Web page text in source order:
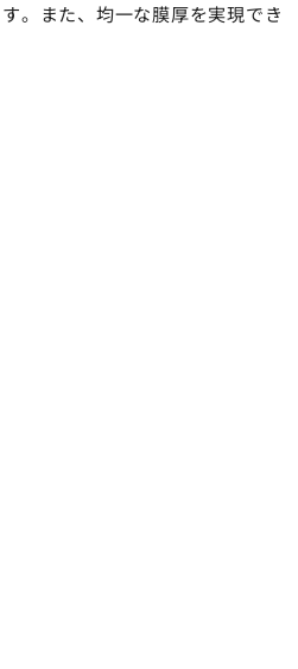
。また、均一な膜厚を実現でき